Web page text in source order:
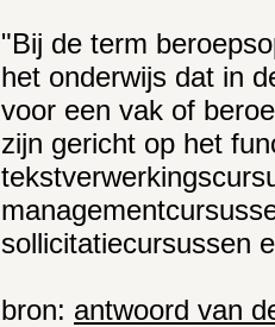
"Bij de term
het onderwijs dat in
voor een vak of
zijn gericht op het
sollicitatiecursussen
bron: antwoord van